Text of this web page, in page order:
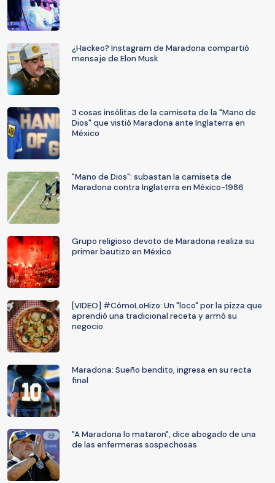
¿Hackeo? Instagram de Maradona compartió
mensaje de Elon Musk
3 cosas insólitas de la camiseta de la "Mano de
Dios" que vistió Maradona ante Inglaterra en
México
"Mano de Dios": subastan la camiseta de
Maradona contra Inglaterra en México-1986
Grupo religioso devoto de Maradona realiza su
primer bautizo en México
[VIDEO] #CómoLoHizo: Un "loco" por la pizza que
aprendió una tradicional receta y armó su
negocio
Maradona: Sueño bendito, ingresa en su recta
final
"A Maradona lo mataron", dice abogado de una
de las enfermeras sospechosas